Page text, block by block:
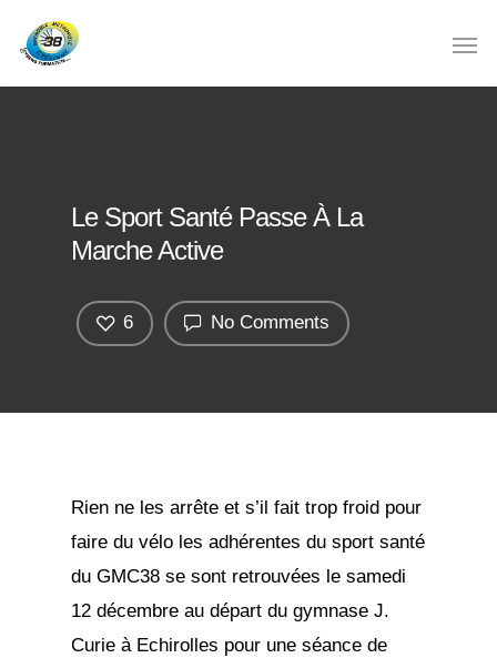
Le Sport Santé Passe À La
Marche Active
No Comments
6
Rien ne les arrête et s’il fait trop froid pour
faire du vélo les adhérentes du sport santé
du GMC38 se sont retrouvées le samedi
12 décembre au départ du gymnase J.
Curie à Echirolles pour une séance de